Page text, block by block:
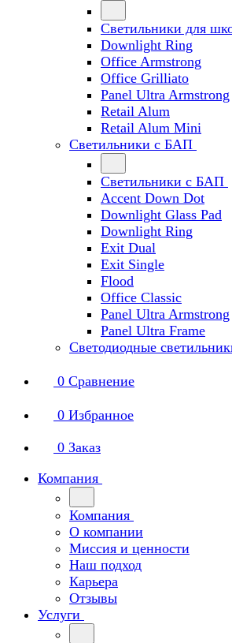
Светильники для
Downlight Ring
Office Armstrong
Office Grilliato
Panel Ultra Armstrong
Retail Alum
Retail Alum Mini
Светильники с БАП
Светильники с БАП
Accent Down Dot
Downlight Glass Pad
Downlight Ring
Exit Dual
Exit Single
Flood
Office Classic
Panel Ultra Armstrong
Panel Ultra Frame
Светодиодные
0 Сравнение
0 Избранное
0 Заказ
Компания
Компания
О компании
Миссия и ценности
Наш подход
Карьера
Отзывы
Услуги